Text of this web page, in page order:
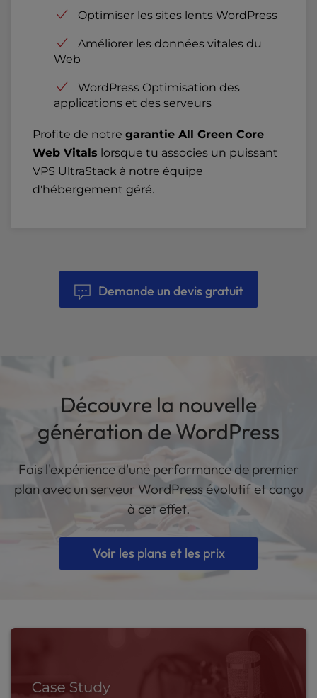
Optimiser les sites lents WordPress
Améliorer les données vitales du
Web
WordPress Optimisation des
applications et des serveurs
Profite de notre garantie All Green Core
Web Vitals lorsque tu associes un puissant
VPS UltraStack à notre équipe
d'hébergement géré.
Demande un devis gratuit
Découvre la nouvelle
génération de WordPress
Fais l'expérience d'une performance de premier
plan avec un serveur WordPress évolutif et conçu
à cet effet.
Voir les plans et les prix